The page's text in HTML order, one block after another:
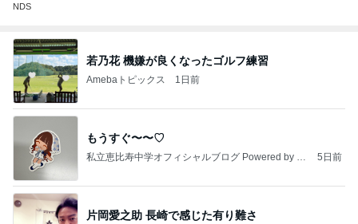
NDS
若乃花 機嫌が良くなったゴルフ練習
Amebaトピックス 1日前
もうすぐ〜〜♡
私立恵比寿中学オフィシャルブログ Powered by A
5日前
片岡愛之助 長崎で感じた有り難さ